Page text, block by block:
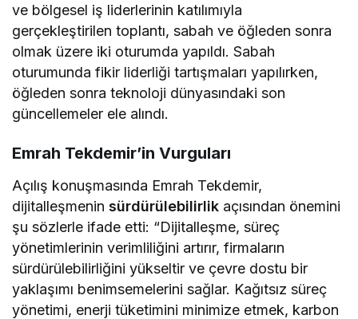
ve bölgesel iş liderlerinin katılımıyla
gerçekleştirilen toplantı, sabah ve öğleden sonra
olmak üzere iki oturumda yapıldı. Sabah
oturumunda fikir liderliği tartışmaları yapılırken,
öğleden sonra teknoloji dünyasındaki son
güncellemeler ele alındı.
Emrah Tekdemir’in Vurguları
Açılış konuşmasında Emrah Tekdemir,
dijitalleşmeninsürdürülebilirlik açısından önemini
şu sözlerle ifade etti: “Dijitalleşme, süreç
yönetimlerinin verimliliğini artırır, firmaların
sürdürülebilirliğini yükseltir ve çevre dostu bir
yaklaşımı benimsemelerini sağlar. Kağıtsız süreç
yönetimi, enerji tüketimini minimize etmek, karbon